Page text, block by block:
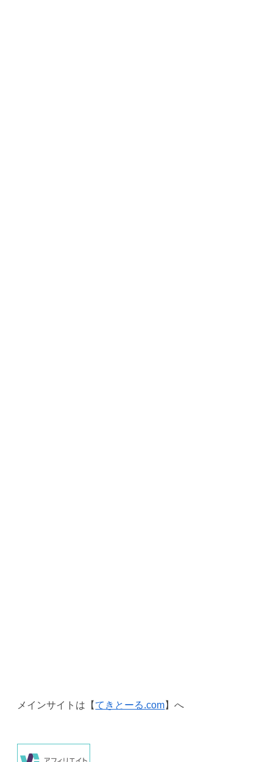
メインサイトは【てきとーる.com】へ